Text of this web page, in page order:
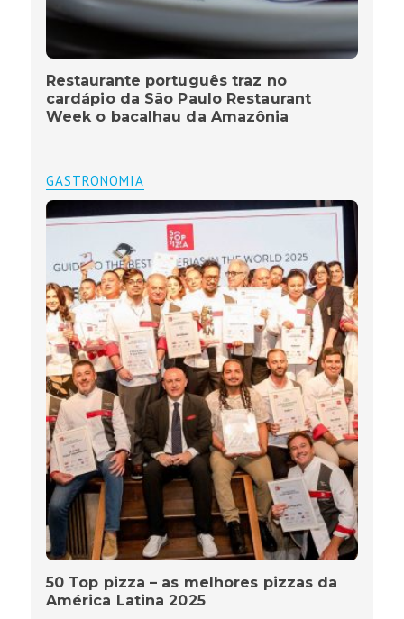
Restaurante português traz no
cardápio da São Paulo Restaurant
Week o bacalhau da Amazônia
GASTRONOMIA
50 Top pizza – as melhores pizzas da
América Latina 2025